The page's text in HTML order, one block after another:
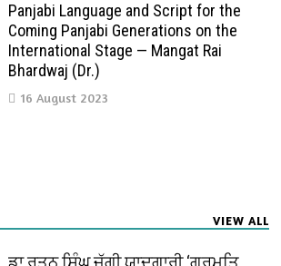
Panjabi Language and Script for the
Coming Panjabi Generations on the
International Stage — Mangat Rai
Bhardwaj (Dr.)
16 August 2023
VIEW ALL
ਡਾ ਰਤਨ ਸਿੰਘ ਜੱਗੀ ਯਾਦਗਾਰੀ ‘ਗੁਰਮਤਿ